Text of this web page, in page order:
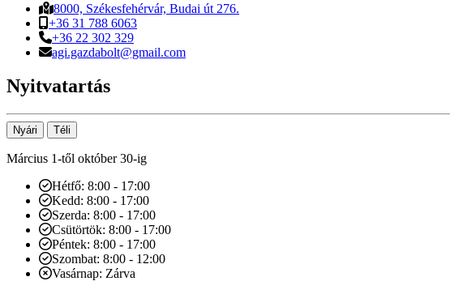
8000, Székesfehérvár, Budai út 276.
+36 31 788 6063
+36 22 302 329
agi.gazdabolt@gmail.com
Nyitvatartás
Nyári Téli
Március 1-től október 30-ig
Hétfő: 8:00 - 17:00
Kedd: 8:00 - 17:00
Szerda: 8:00 - 17:00
Csütörtök: 8:00 - 17:00
Péntek: 8:00 - 17:00
Szombat: 8:00 - 12:00
Vasárnap: Zárva